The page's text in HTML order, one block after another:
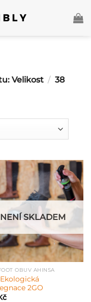
Velikost / 38
NENÍ SKLADEM
OBUV AHINSA
2GO